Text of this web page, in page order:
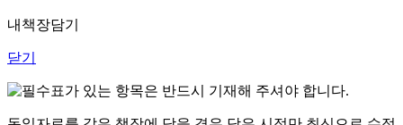
내책장담기
닫기
표가 있는 항목은 반드시 기재해 주셔야 합니다.